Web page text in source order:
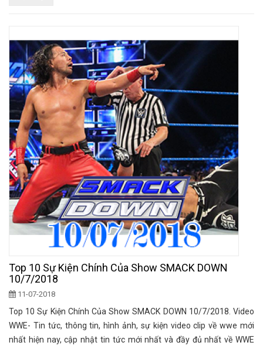
Top 10 Sự Kiện Chính Của Show SMACK DOWN
10/7/2018
11-07-2018
Top 10 Sự Kiện Chính Của Show SMACK DOWN 10/7/2018. Video
WWE- Tin tức, thông tin, hình ảnh, sự kiện video clip về wwe mới
nhất hiện nay, cập nhật tin tức mới nhất và đầy đủ nhất về WWE